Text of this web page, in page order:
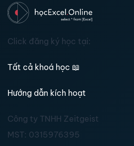
Click đăng ký học tại:
Tất cả khoá học 📖
Hướng dẫn kích hoạt
Công ty TNHH Zeitgeist
MST: 0315976395